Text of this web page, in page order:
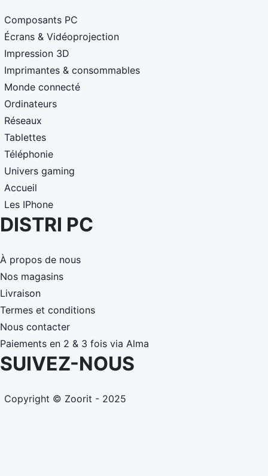
Composants PC
Écrans & Vidéoprojection
Impression 3D
Imprimantes & consommables
Monde connecté
Ordinateurs
Réseaux
Tablettes
Téléphonie
Univers gaming
Accueil
Les IPhone
DISTRI PC
À propos de nous
Nos magasins
Livraison
Termes et conditions
Nous contacter
Paiements en 2 & 3 fois via Alma
SUIVEZ-NOUS
Copyright © Zoorit - 2025